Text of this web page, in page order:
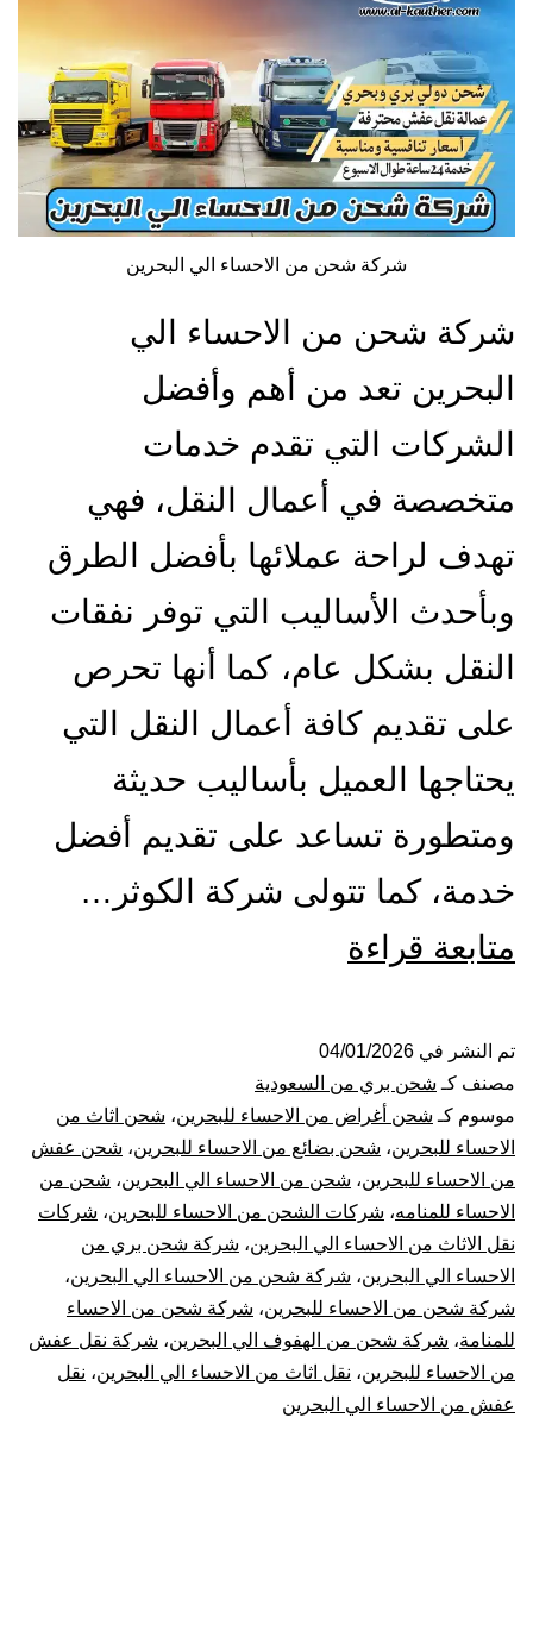
شركة شحن من الاحساء الي البحرين
شركة شحن من الاحساء الي
البحرين تعد من أهم وأفضل
الشركات التي تقدم خدمات
متخصصة في أعمال النقل، فهي
تهدف لراحة عملائها بأفضل الطرق
وبأحدث الأساليب التي توفر نفقات
النقل بشكل عام، كما أنها تحرص
على تقديم كافة أعمال النقل التي
يحتاجها العميل بأساليب حديثة
ومتطورة تساعد على تقديم أفضل
خدمة، كما تتولى شركة الكوثر…
متابعة قراءة
من
الاحساء
الي
البحرين
|
نقل
عفش
تم النشر في 04/01/2026
مصنف كـ شحن بري من السعودية
موسوم كـ شحن أغراض من الاحساء للبحرين، شحن اثاث من
الاحساء للبحرين، شحن بضائع من الاحساء للبحرين، شحن عفش
من الاحساء للبحرين، شحن من الاحساء الي البحرين، شحن من
الاحساء للمنامه، شركات الشحن من الاحساء للبحرين، شركات
نقل الاثاث من الاحساء الي البحرين، شركة شحن بري من
الاحساء الي البحرين، شركة شحن من الاحساء الي البحرين،
شركة شحن من الاحساء للبحرين، شركة شحن من الاحساء
للمنامة، شركة شحن من الهفوف الي البحرين، شركة نقل عفش
من الاحساء للبحرين، نقل اثاث من الاحساء الي البحرين، نقل
عفش من الاحساء الي البحرين